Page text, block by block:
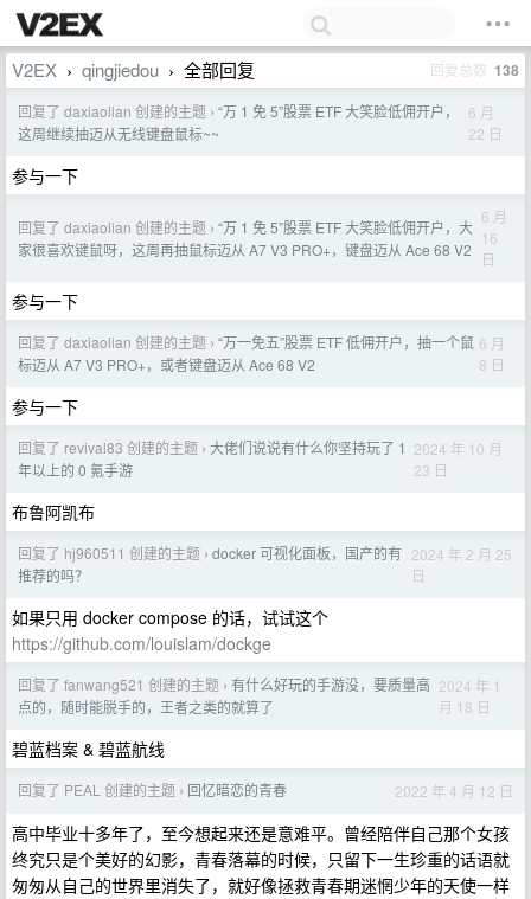
V2EX › qingjiedou › 全部回复 回复总数 138
回复了 daxiaolian 创建的主题 › “万 1 免 5”股票 ETF 大笑脸低佣开户，
这周继续抽迈从无线键盘鼠标~~
6 月
22 日
参与一下
回复了 daxiaolian 创建的主题 › “万 1 免 5”股票 ETF 大笑脸低佣开户，大
家很喜欢键鼠呀，这周再抽鼠标迈从 A7 V3 PRO+，键盘迈从 Ace 68 V2
6 月
16
日
参与一下
回复了 daxiaolian 创建的主题 › “万一免五”股票 ETF 低佣开户，抽一个鼠
标迈从 A7 V3 PRO+，或者键盘迈从 Ace 68 V2
6 月
8 日
参与一下
回复了 revival83 创建的主题 › 大佬们说说有什么你坚持玩了 1
年以上的 0 氪手游
2024 年 10 月
23 日
布鲁阿凯布
回复了 hj960511 创建的主题 › docker 可视化面板，国产的有
推荐的吗？
2024 年 2 月 25
日
如果只用 docker compose 的话，试试这个
https://github.com/louislam/dockge
回复了 fanwang521 创建的主题 › 有什么好玩的手游没，要质量高
点的，随时能脱手的，王者之类的就算了
2024 年 1
月 18 日
碧蓝档案 & 碧蓝航线
回复了 PEAL 创建的主题 › 回忆暗恋的青春 2022 年 4 月 12 日
高中毕业十多年了，至今想起来还是意难平。曾经陪伴自己那个女孩
终究只是个美好的幻影，青春落幕的时候，只留下一生珍重的话语就
匆匆从自己的世界里消失了，就好像拯救青春期迷惘少年的天使一样